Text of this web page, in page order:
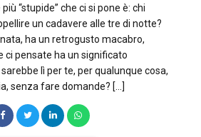
“stupide” che ci si pone è: chi
un cadavere alle tre di notte?
ha un retrogusto macabro,
ci pensate ha un significato
lì per te, per qualunque cosa,
senza fare domande? […]